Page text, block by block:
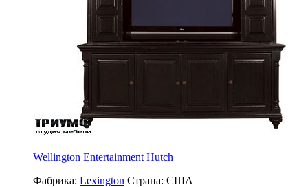
Wellington Entertainment Hutch
Фабрика: Lexington Страна: США